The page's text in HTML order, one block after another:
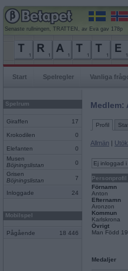
Senaste rullningen, TRATTEN, av Eva gav 178p
Start Spelregler Vanliga
Spelrum
Giraffen 17
Krokodilen 0
Elefanten
0
Musen
Böjningslistan
0
Grisen
Böjningslistan
7
Inloggade 24
Mobilspel
Pågående 18 446
Medlem:
Profil
Allmän |
Ej inloggad i
Personprofil
Förnamn
Anton
Efternamn
Aronzon
Kommun
Karlskrona
Övrigt
Man Född
Medaljer